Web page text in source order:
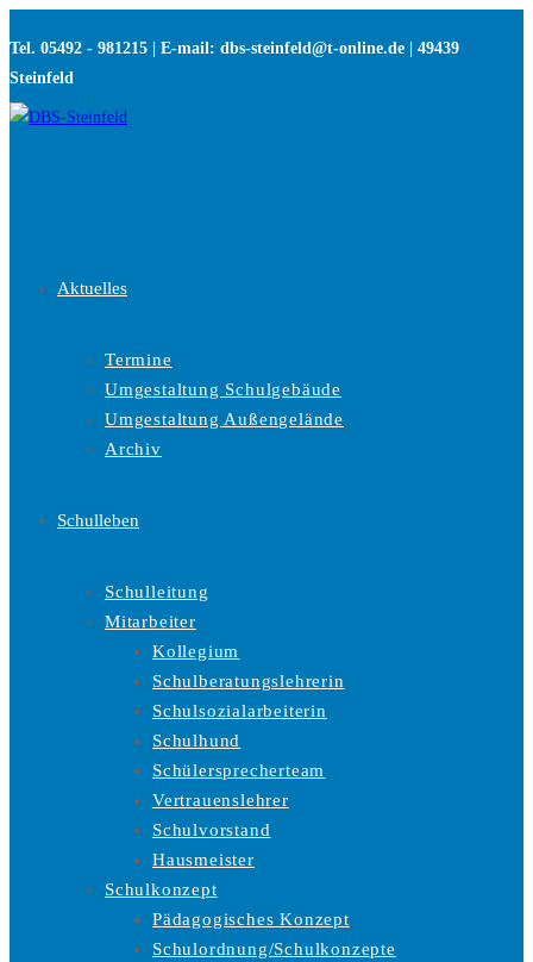
Inhalt
springen
Tel. 05492 - 981215 | E-mail: dbs-steinfeld@t-online.de | 49439
Steinfeld
Aktuelles
Termine
Umgestaltung Schulgebäude
Umgestaltung Außengelände
Archiv
Schulleben
Schulleitung
Mitarbeiter
Kollegium
Schulberatungslehrerin
Schulsozialarbeiterin
Schulhund
Schülersprecherteam
Vertrauenslehrer
Schulvorstand
Hausmeister
Schulkonzept
Pädagogisches Konzept
Schulordnung/Schulkonzepte